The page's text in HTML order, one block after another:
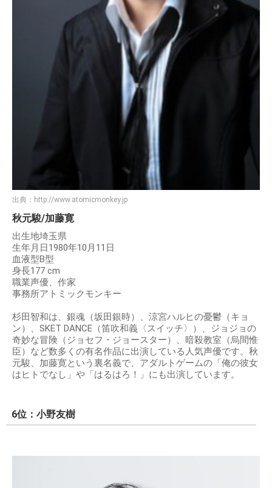
出典： http://www.atomicmonkey.jp
秋元駿/加藤寛
出生地埼玉県
生年月日1980年10月11日
血液型B型
身長177 cm
職業声優、作家
事務所アトミックモンキー
杉田智和は、銀魂（坂田銀時）、涼宮ハルヒの憂鬱（キョ
ン）、SKET DANCE（笛吹和義〈スイッチ〉）、ジョジョの
奇妙な冒険（ジョセフ・ジョースター）、暗殺教室（烏間惟
臣）など数多くの有名作品に出演している人気声優です。秋
元駿、加藤寛という裏名義で、アダルトゲームの「俺の彼女
はヒトでなし」や「はるはろ！」にも出演しています。
6位：小野友樹